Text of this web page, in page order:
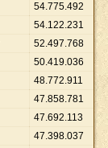
54.775.492
54.122.231
52.497.768
50.419.036
48.772.911
47.858.781
47.692.113
47.398.037